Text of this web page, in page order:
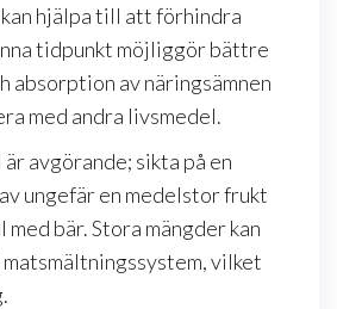
hjälpa till att förhindra
tidpunkt möjliggör bättre
absorption av näringsämnen
med andra livsmedel.
avgörande; sikta på en
ungefär en medelstor frukt
bär. Stora mängder kan
vilket